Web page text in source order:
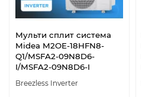
Мульти сплит система
Midea M2OE-18HFN8-
Q1/MSFA2-09N8D6-
I/MSFA2-09N8D6-I
Breezless Inverter